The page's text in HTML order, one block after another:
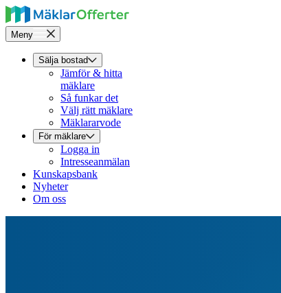
Meny
Sälja bostad
Jämför & hitta
mäklare
Så funkar det
Välj rätt mäklare
Mäklararvode
För mäklare
Logga in
Intresseanmälan
Kunskapsbank
Nyheter
Om oss